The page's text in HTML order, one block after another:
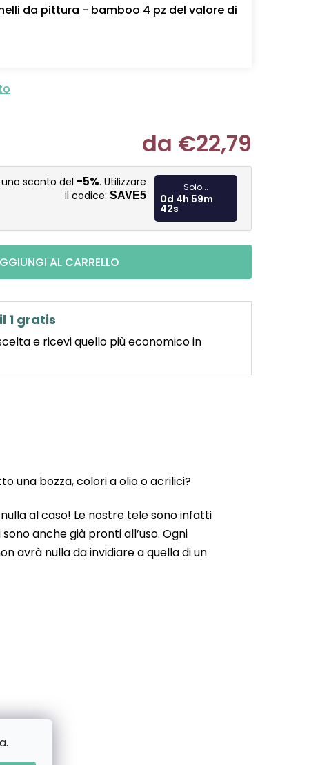
da pittura - bamboo 4 pz del valore di
da €22,79
Misura
sconto del -5%. Utilizzare
il codice: SAVE5
Solo...
0d 4h 59m 41s
gratis
e ricevi quello più economico in
anche già pronti all’uso. Ogni
avrà nulla da invidiare a quella di un